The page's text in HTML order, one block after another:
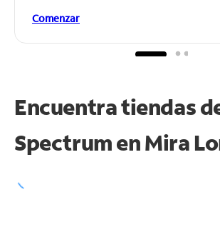
Comenzar
Encuentra tiendas
Spectrum enMira